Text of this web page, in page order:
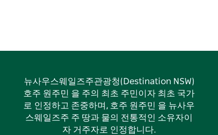
뉴사우스웨일즈주관광청(Destination NSW)
호주 원주민 을 주의 최초 주민이자 최초 국가
로 인정하고 존중하며, 호주 원주민 을 뉴사우
스웨일즈주 주 땅과 물의 전통적인 소유자이
자 거주자로 인정합니다.